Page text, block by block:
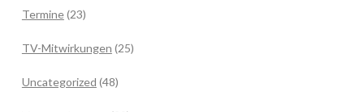
Termine(23)
TV-Mitwirkungen (25)
Uncategorized (48)